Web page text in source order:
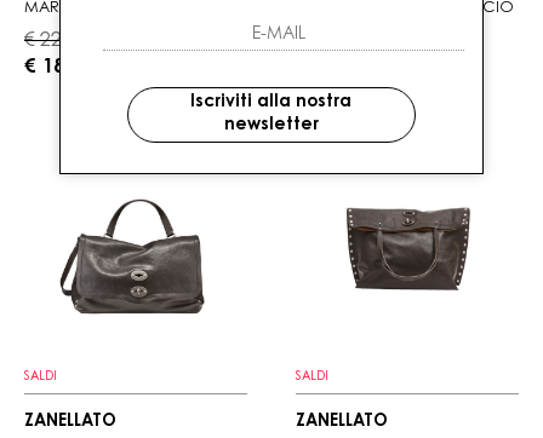
MARCELLA SPIGA GRANDE
€ 225.00
€ 180.00
MISS MARCELLA CAMOSCIO
€ 270.00
SALDI
ZANELLATO
SALDI
ZANELLATO
Iscriviti alla nostra
newsletter